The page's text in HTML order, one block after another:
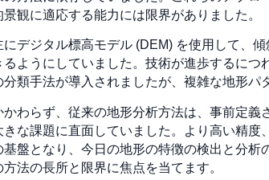
観に適応する能力には限界がありました。
デジタル標高モデル (DEM) を使用して、
ようにしていました。技術が進歩するに
類手法が導入されましたが、複雑な地形パ
かわらず、従来の地形分析方法は、事前定
な課題に直面していました。より高い精
盤となり、今日の地形の特徴の検出と分
法の長所と限界に焦点を当てます。